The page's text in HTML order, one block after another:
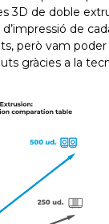
3D de doble
de
però vam
gràcies a la